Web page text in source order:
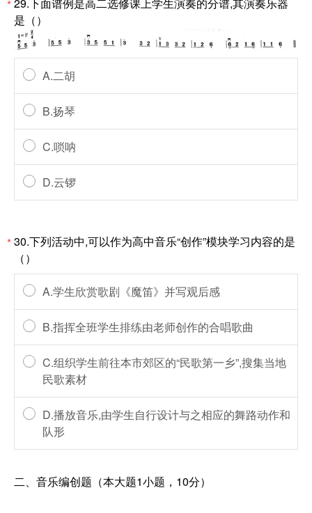
*
是（）
A.二胡
B.扬琴
C.唢呐
D.云锣
*30.下列活动中,可以作为高中音乐“创作”模块学习内容的是
（）
A.学生欣赏歌剧《魔笛》并写观后感
B.指挥全班学生排练由老师创作的合唱歌曲
C.组织学生前往本市郊区的“民歌第一乡”,搜集当地
民歌素材
D.播放音乐,由学生自行设计与之相应的舞路动作和
队形
二、音乐编创题（本大题1小题，10分）